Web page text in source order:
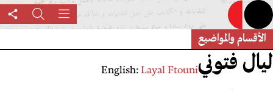
تجاوز
إلى
المحتوى
الرئيسي
القائمة بحث
الأقسام والمواضيع
ليال فتوني English:Layal Ftouni